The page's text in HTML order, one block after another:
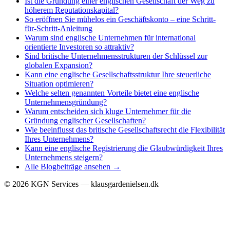
höherem Reputationskapital?
So eröffnen Sie mühelos ein Geschäftskonto – eine Schritt-
für-Schritt-Anleitung
Warum sind englische Unternehmen für international
orientierte Investoren so attraktiv?
Sind britische Unternehmensstrukturen der Schlüssel zur
globalen Expansion?
Kann eine englische Gesellschaftsstruktur Ihre steuerliche
Situation optimieren?
Welche selten genannten Vorteile bietet eine englische
Unternehmensgründung?
Warum entscheiden sich kluge Unternehmer für die
Gründung englischer Gesellschaften?
Wie beeinflusst das britische Gesellschaftsrecht die Flexibilität
Ihres Unternehmens?
Kann eine englische Registrierung die Glaubwürdigkeit Ihres
Unternehmens steigern?
Alle Blogbeiträge ansehen →
© 2026 KGN Services — klausgardenielsen.dk